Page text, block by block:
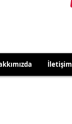
İletişim